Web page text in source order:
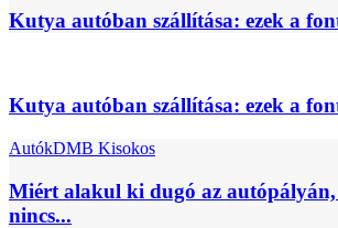
Kutya autóban szállítása: ezek a
Kutya autóban szállítása: ezek a
AutókDMB Kisokos
Miért alakul ki dugó az autópályán,
nincs...